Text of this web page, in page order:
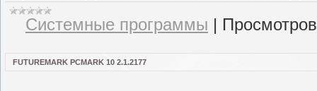
Системные программы |
FUTUREMARK PCMARK 10 2.1.2177